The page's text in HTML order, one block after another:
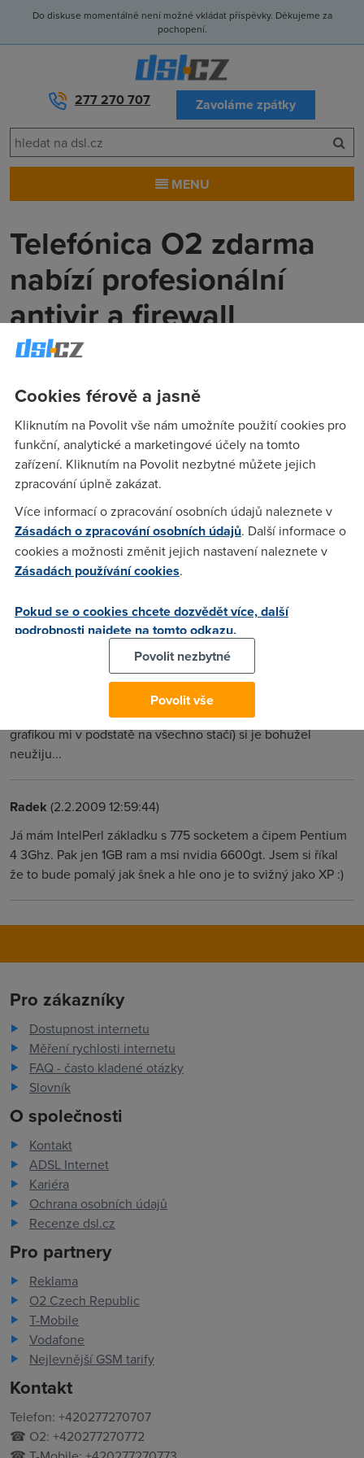
Do diskuse momentálně není možné vkládat příspěvky. Děkujeme za
pochopení.
277 270 707 Zavoláme zpátky
MENU
Telefónica O2 zdarma
nabízí profesionální
antivir a firewall
Anonym(2.2.2009 00:00:00)
A další novinky uplynulých dní: Google blokoval takřka celý
web - Blíží se Windows 7 RC - a více...
Radek(2.2.2009 02:23:29)
Používám Windows 7 Beta již několik dní a jsem velice
spokojen. Posun z XP je ohromný a komfort na velmi vysoké
úrovni. Zvláštní ale po těch pár dnech nemám důvod
bootovat znova XP. Už jsem si zvykl na Windows 7...
nagger(2.2.2009 06:15:54)
k článku....O2 by se především měla pokusit nabízet také
profesionální internet za nelichvářské ceny... windows 7 - při
snaze o vyzkoušení jsem zjistil, že můj chipset nforce3
250G není nvidií podporován ani pro Visty, takže do upgradu
(kdoví kdy...2,5GHz X2 v socketu 939 s 2GB RAM a 7800GS
grafikou mi v podstatě na všechno stačí) si je bohužel
neužiju...
Radek (2.2.2009 12:59:44)
Já mám IntelPerl základku s 775 socketem a čipem Pentium
4 3Ghz. Pak jen 1GB ram a msi nvidia 6600gt. Jsem si říkal
že to bude pomalý jak šnek a hle ono je to svižný jako XP :)
Pro zákazníky
Dostupnost internetu
Měření rychlosti internetu
FAQ - často kladené otázky
Slovník
O společnosti
Kontakt
ADSL Internet
Kariéra
Ochrana osobních údajů
Recenze dsl.cz
Pro partnery
Reklama
O2 Czech Republic
T-Mobile
Vodafone
Nejlevnější GSM tarify
Kontakt
Telefon: +420277270707
☎ O2: +420277270772
Cookies férově a jasně
Kliknutím na Povolit vše nám umožníte použití cookies pro
funkční, analytické a marketingové účely na tomto
zařízení. Kliknutím na Povolit nezbytné můžete jejich
zpracování úplně zakázat.
Více informací o zpracování osobních údajů naleznete v
Zásadách o zpracování osobních údajů. Další informace o
cookies a možnosti změnit jejich nastavení naleznete v
Zásadách používání cookies.
Pokud se o cookies chcete dozvědět více, další
podrobnosti najdete na tomto odkazu.
Povolit nezbytné
Povolit vše